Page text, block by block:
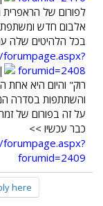
לפורום של הראפרית
אלבום חדש ומשתפת
בכל הלהיטים שלה
forumid=2408
רוק" והיום היא
והשתתפות בסדרה
על זה בפורום של
כבר עכשיו >>
forumid=2409
here.